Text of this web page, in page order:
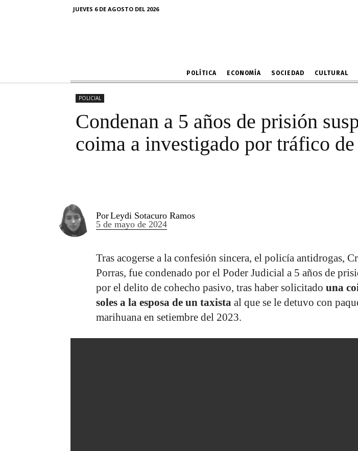
JUEVES 6 DE AGOSTO DEL 2026
POLÍTICA ECONOMÍA SOCIEDAD CULTURAL
Condenan a 5 años de
POLICIAL
Condenan a 5 años de prisión
coima a investigado por tráfico de
PorLeydi Sotacuro Ramos
5 de mayo de 2024
Tras acogerse a la confesión sincera, el policía antidrogas,
Porras, fue condenado por el Poder Judicial a 5 años de
por el delito de cohecho pasivo, tras haber solicitado una
soles a la esposa de un taxista al que se le detuvo con
marihuana en setiembre del 2023.